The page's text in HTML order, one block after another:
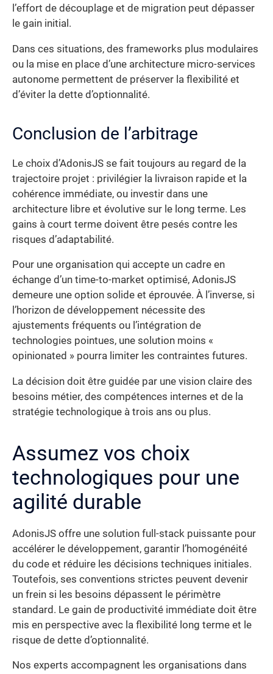
l’effort de découplage et de migration peut dépasser
le gain initial.
Dans ces situations, des frameworks plus modulaires
ou la mise en place d’une architecture micro-services
autonome permettent de préserver la flexibilité et
d’éviter la dette d’optionnalité.
Conclusion de l’arbitrage
Le choix d’AdonisJS se fait toujours au regard de la
trajectoire projet : privilégier la livraison rapide et la
cohérence immédiate, ou investir dans une
architecture libre et évolutive sur le long terme. Les
gains à court terme doivent être pesés contre les
risques d’adaptabilité.
Pour une organisation qui accepte un cadre en
échange d’un time-to-market optimisé, AdonisJS
demeure une option solide et éprouvée. À l’inverse, si
l’horizon de développement nécessite des
ajustements fréquents ou l’intégration de
technologies pointues, une solution moins «
opinionated » pourra limiter les contraintes futures.
La décision doit être guidée par une vision claire des
besoins métier, des compétences internes et de la
stratégie technologique à trois ans ou plus.
Assumez vos choix
technologiques pour une
agilité durable
AdonisJS offre une solution full-stack puissante pour
accélérer le développement, garantir l’homogénéité
du code et réduire les décisions techniques initiales.
Toutefois, ses conventions strictes peuvent devenir
un frein si les besoins dépassent le périmètre
standard. Le gain de productivité immédiate doit être
mis en perspective avec la flexibilité long terme et le
risque de dette d’optionnalité.
Nos experts accompagnent les organisations dans